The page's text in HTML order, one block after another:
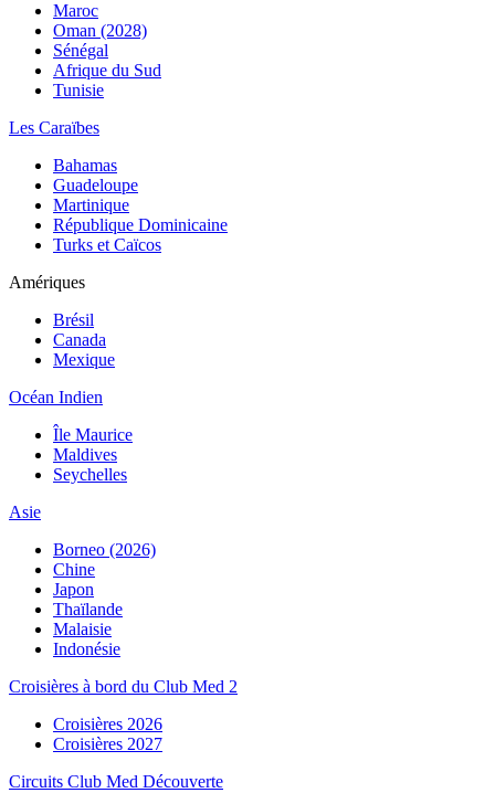
Maroc
Oman (2028)
Sénégal
Afrique du Sud
Tunisie
Les Caraïbes
Bahamas
Guadeloupe
Martinique
République Dominicaine
Turks et Caïcos
Amériques
Brésil
Canada
Mexique
Océan Indien
Île Maurice
Maldives
Seychelles
Asie
Borneo (2026)
Chine
Japon
Thaïlande
Malaisie
Indonésie
Croisières à bord du Club Med 2
Croisières 2026
Croisières 2027
Circuits Club Med Découverte